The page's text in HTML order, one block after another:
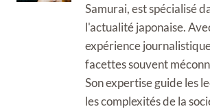
Samurai, est spécialisé
l'actualité japonaise.
expérience
facettes souvent
Son expertise guide les
les complexités de la